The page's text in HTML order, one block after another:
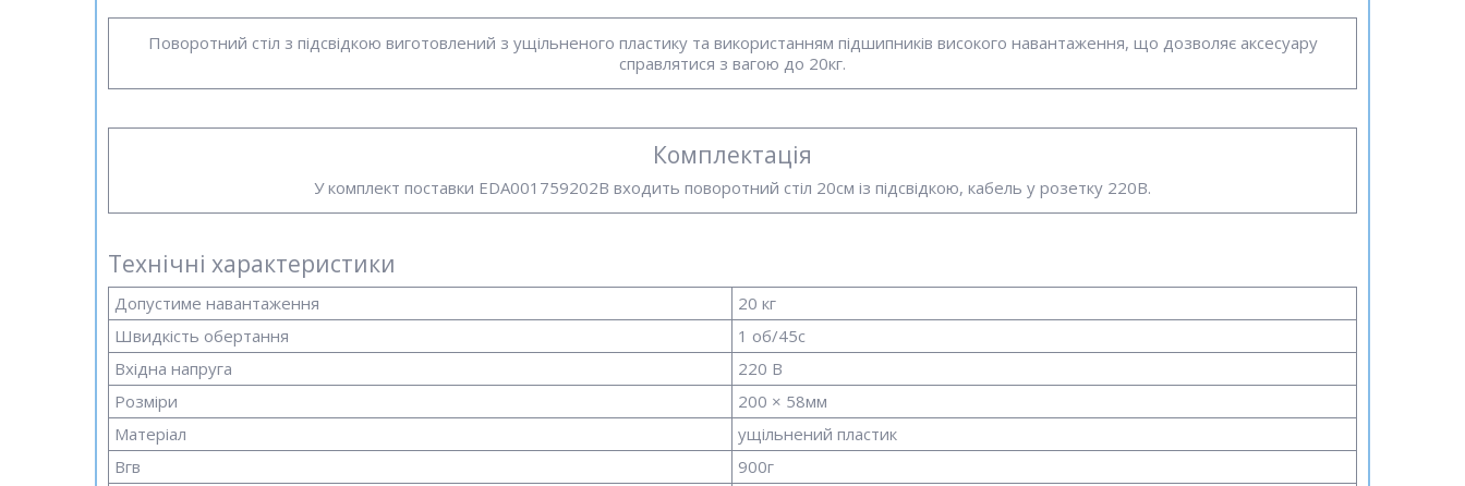
Поворотний стіл з підсвідкою виготовлений з ущільненого пластику та використанням підшипників високого навантаження, що дозволяє аксесуару
справлятися з вагою до 20кг.
Комплектація
У комплект поставки EDA001759202B входить поворотний стіл 20см із підсвідкою, кабель у розетку 220В.
Технічні характеристики
Допустиме навантаження
20 кг
Швидкість обертання
1 об/45с
Вхідна напруга
220 В
Розміри
200 × 58мм
Матеріал
ущільнений пластик
Вгв
900г